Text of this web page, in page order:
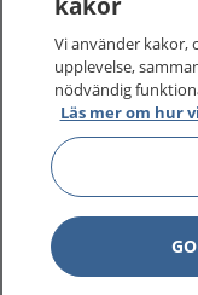
1177–tryggt
På 1177.se får
sjukdomar och
Logga in för att
vårdärenden.
Vi använder kakor,
upplevelse,
nödvändig
Läs mer om hur